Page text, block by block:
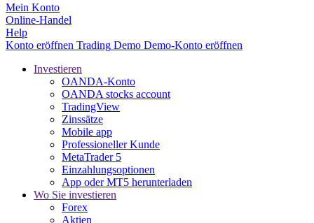
Mein Konto
Online-Handel
Help
Konto eröffnen Trading Demo Demo-Konto eröffnen
Investieren
OANDA-Konto
OANDA stocks account
TradingView
Zinssätze
Mobile app
Professioneller Kunde
MetaTrader 5
Einzahlungsoptionen
App oder MT5 herunterladen
Wo Sie investieren
Forex
Aktien